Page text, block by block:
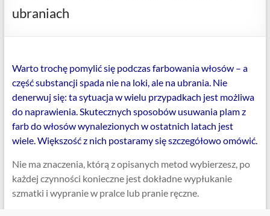
ubraniach
Warto trochę pomylić się podczas farbowania włosów – a
część substancji spada nie na loki, ale na ubrania. Nie
denerwuj się: ta sytuacja w wielu przypadkach jest możliwa
do naprawienia. Skutecznych sposobów usuwania plam z
farb do włosów wynalezionych w ostatnich latach jest
wiele. Większość z nich postaramy się szczegółowo omówić.
Nie ma znaczenia, którą z opisanych metod wybierzesz, po
każdej czynności konieczne jest dokładne wypłukanie
szmatki i wypranie w pralce lub pranie ręczne.